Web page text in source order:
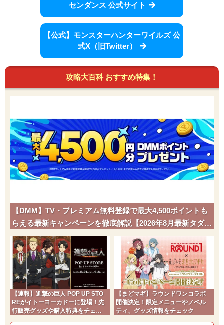
センダンス 公式サイト
【公式】モンスターハンターワイルズ 公
式X（旧Twitter）
攻略大百科 おすすめ特集！
【DMM】TV・プレミアム無料登録で最大4,500ポイントも
らえる最新キャンペーンを徹底解説【2026年8月最新タダポ
チ】
【速報】進撃の巨人 POP UP STO
REがイトーヨーカドーに登場！先
行販売グッズや購入特典をチェッ
【まどマギ】ラウンドワンコラボ
開催決定！限定メニューやノベル
ティ、グッズ情報をチェック